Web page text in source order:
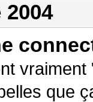
2004
que